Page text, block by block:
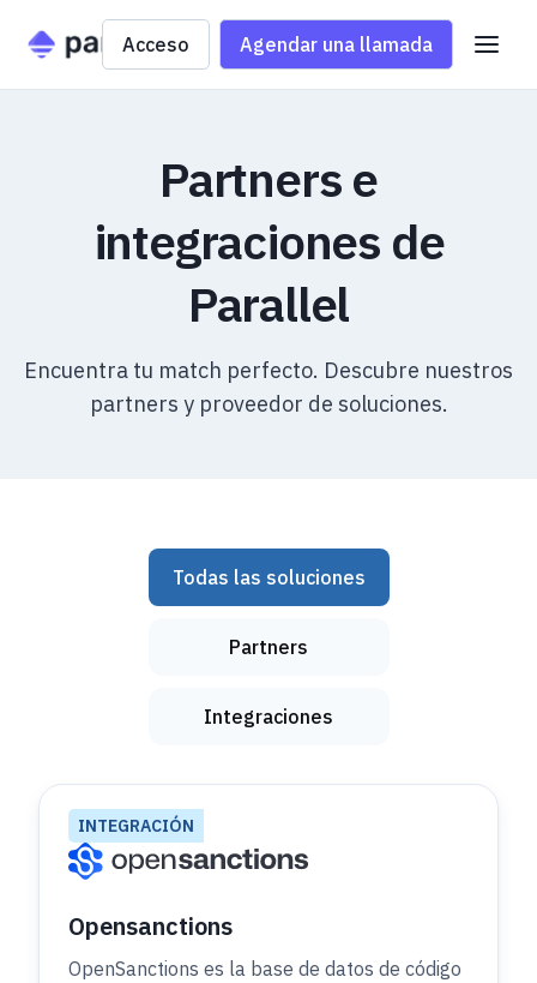
Acceso Agendar una llamada
Partners e
integraciones de
Parallel
Encuentra tu match perfecto. Descubre nuestros
partners y proveedor de soluciones.
Todas las soluciones
Partners
Integraciones
INTEGRACIÓN
Opensanctions
OpenSanctions es la base de datos de código